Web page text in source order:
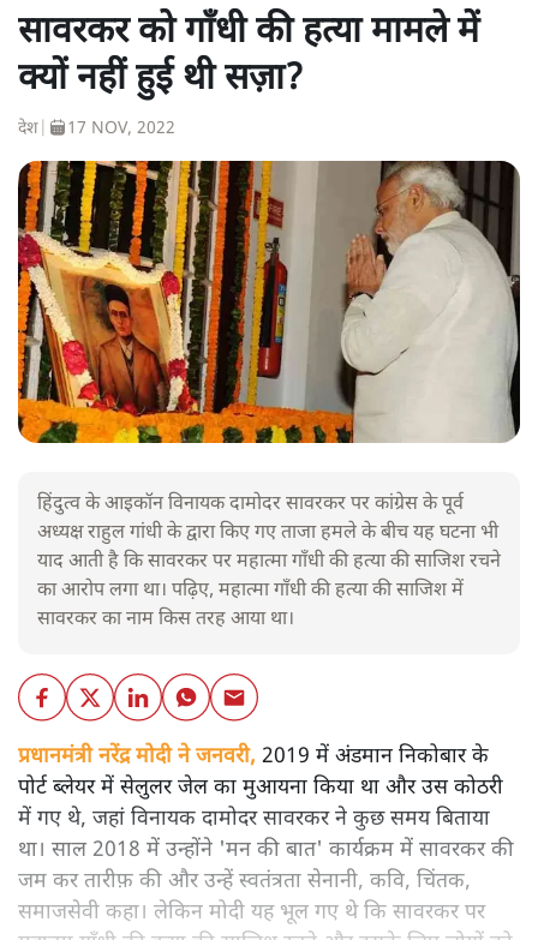
सावरकर को गाँधी की हत्या मामले में
क्यों नहीं हुई थी सज़ा?
देश 17 NOV, 2022
हिंदुत्व के आइकॉन विनायक दामोदर सावरकर पर कांग्रेस के पूर्व
अध्यक्ष राहुल गांधी के द्वारा किए गए ताजा हमले के बीच यह घटना भी
याद आती है कि सावरकर पर महात्मा गाँधी की हत्या की साजिश रचने
का आरोप लगा था। पढ़िए, महात्मा गाँधी की हत्या की साजिश में
सावरकर का नाम किस तरह आया था।
प्रधानमंत्री नरेंद्र मोदी ने जनवरी, 2019 में अंडमान निकोबार के
पोर्ट ब्लेयर में सेलुलर जेल का मुआयना किया था और उस कोठरी
में गए थे, जहां विनायक दामोदर सावरकर ने कुछ समय बिताया
था। साल 2018 में उन्होंने 'मन की बात' कार्यक्रम में सावरकर की
जम कर तारीफ़ की और उन्हें स्वतंत्रता सेनानी, कवि, चिंतक,
समाजसेवी कहा। लेकिन मोदी यह भूल गए थे कि सावरकर पर